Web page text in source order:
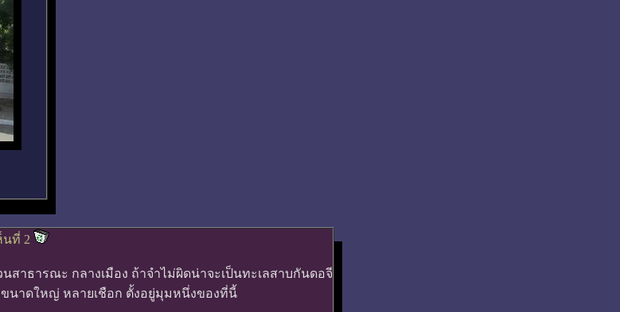
นที่ 2
สาธารณะ กลางเมือง ถ้าจำไม่ผิดน่าจะเป็นทะเลสาบกันดอจี
ขนาดใหญ่ หลายเชือก ตั้งอยู่มุมหนึ่งของที่นี้